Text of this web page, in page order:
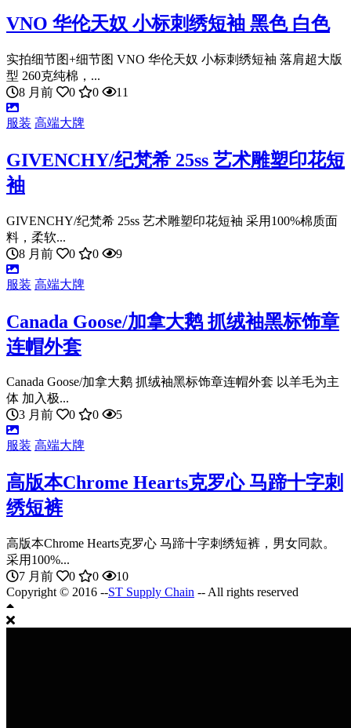
VNO 华伦天奴 小标刺绣短袖 黑色 白色
实拍细节图+细节图 VNO 华伦天奴 小标刺绣短袖 落肩超大版
型 260克纯棉，...
8 月前
0 0 11
服装 高端大牌
GIVENCHY/纪梵希 25ss 艺术雕塑印花短
袖
GIVENCHY/纪梵希 25ss 艺术雕塑印花短袖 采用100%棉质面
料，柔软...
8 月前
0 0 9
服装 高端大牌
Canada Goose/加拿大鹅 抓绒袖黑标饰章
连帽外套
Canada Goose/加拿大鹅 抓绒袖黑标饰章连帽外套 以羊毛为主
体 加入极...
3 月前
0 0 5
服装 高端大牌
高版本Chrome Hearts克罗心 马蹄十字刺
绣短裤
高版本Chrome Hearts克罗心 马蹄十字刺绣短裤，男女同款。
采用100%...
7 月前
0 0
10
Copyright © 2016 --ST Supply Chain -- All rights reserved